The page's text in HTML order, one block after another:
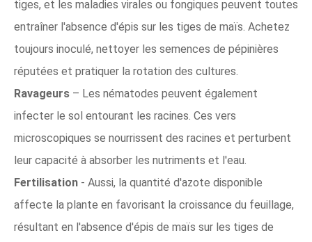
tiges, et les maladies virales ou fongiques peuvent toutes
entraîner l'absence d'épis sur les tiges de maïs. Achetez
toujours inoculé, nettoyer les semences de pépinières
réputées et pratiquer la rotation des cultures.
Ravageurs – Les nématodes peuvent également
infecter le sol entourant les racines. Ces vers
microscopiques se nourrissent des racines et perturbent
leur capacité à absorber les nutriments et l'eau.
Fertilisation - Aussi, la quantité d'azote disponible
affecte la plante en favorisant la croissance du feuillage,
résultant en l'absence d'épis de maïs sur les tiges de